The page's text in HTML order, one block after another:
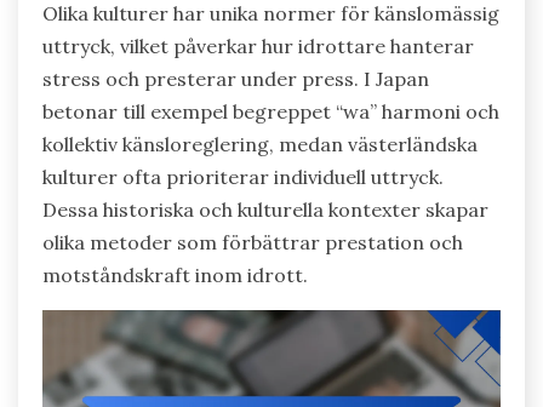
Olika kulturer har unika normer för känslomässig
uttryck, vilket påverkar hur idrottare hanterar
stress och presterar under press. I Japan
betonar till exempel begreppet “wa” harmoni och
kollektiv känsloreglering, medan västerländska
kulturer ofta prioriterar individuell uttryck.
Dessa historiska och kulturella kontexter skapar
olika metoder som förbättrar prestation och
motståndskraft inom idrott.